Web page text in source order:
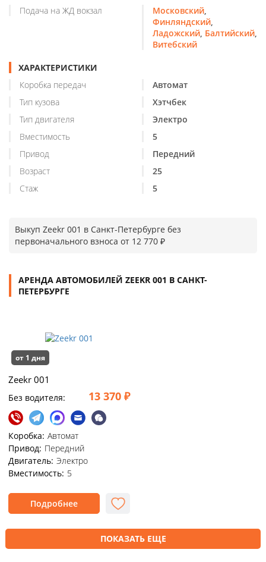
Подача на ЖД вокзал
Московский,
Финляндский,
Ладожский, Балтийский,
Витебский
ХАРАКТЕРИСТИКИ
Коробка передач
Автомат
Тип кузова
Хэтчбек
Тип двигателя
Электро
Вместимость
5
Привод
Передний
Возраст
25
Стаж
5
Выкуп Zeekr 001 в Санкт-Петербурге без
первоначального взноса от 12 770 ₽
АРЕНДА АВТОМОБИЛЕЙ ZEEKR 001 В САНКТ-
ПЕТЕРБУРГЕ
от 1 дня
Zeekr 001
Без водителя: 13 370 ₽
Коробка: Автомат
Привод: Передний
Двигатель: Электро
Вместимость: 5
Подробнее
ПОКАЗАТЬ ЕЩЕ